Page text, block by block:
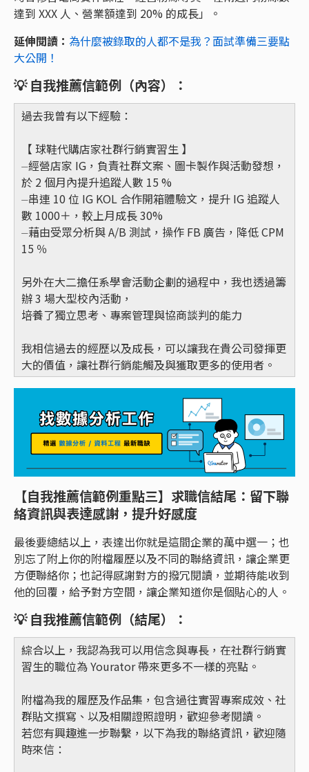
達到 XXX 人、營業額達到 20% 的成長」。
延伸閱讀： 為什麼被錄取的人都不是我？面試準備三要點
大公開！
💡自我推薦信範例（內容）：
過去我曾有以下經驗：
【 球鞋代購店家社群行銷實習生 】
⏤經營店家 IG，負責社群文案、圖卡製作與活動發想，
於 2 個月內提升追蹤人數 15 %
⏤串連 10 位 IG KOL 合作開箱體驗文，提升 IG 追蹤人
數 1000＋，較上月成長 30%
⏤藉由受眾分析與 A/B 測試，操作 FB 廣告，降低 CPM
15 ％
另外在大二擔任系學會活動企劃的過程中，我也透過籌
辦 3 場大型校內活動，
培養了獨立思考、專案管理與協商談判的能力
我相信過去的經歷以及成長，可以讓我在貴公司發揮更
大的價值，讓社群行銷能觸及與獲取更多的使用者。
【自我推薦信範例重點三】求職信結尾：留下聯
絡資訊與表達感謝，提升好感度
最後要總結以上，表達出你就是這間企業的萬中選一；也
別忘了附上你的附檔履歷以及不同的聯絡資訊，讓企業更
方便聯絡你；也記得感謝對方的撥冗閱讀，並期待能收到
他的回覆，給予對方空間，讓企業知道你是個貼心的人。
💡自我推薦信範例（結尾）：
綜合以上，我認為我可以用信念與專長，在社群行銷實
習生的職位為 Yourator 帶來更多不一樣的亮點。
附檔為我的履歷及作品集，包含過往實習專案成效、社
群貼文撰寫、以及相關證照證明，歡迎參考閱讀。
若您有興趣進一步聯繫，以下為我的聯絡資訊，歡迎隨
時來信：